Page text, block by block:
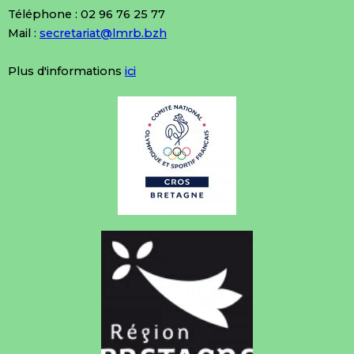
Téléphone : 02 96 76 25 77
Mail : secretariat@lmrb.bzh
Plus d'informations ici